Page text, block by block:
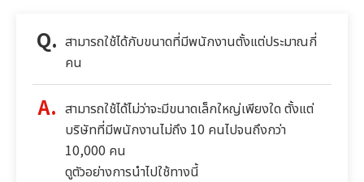
สามารถใช้ได้กับขนาดที่มีพนักงานตั้งแต่ประมาณกี่
คน
สามารถใช้ได้ไม่ว่าจะมีขนาดเล็กใหญ่เพียงใด ตั้งแต่
บริษัทที่มีพนักงานไม่ถึง 10 คนไปจนถึงกว่า
10,000 คน
ดูตัวอย่างการนำไปใช้ทางนี้